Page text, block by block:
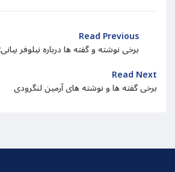
Read Previous
برخی نوشته و گفته ها درباره نیلوفر بیانی2
Read Next
برخی گفته ها و نوشته های آرمین لنگرودی